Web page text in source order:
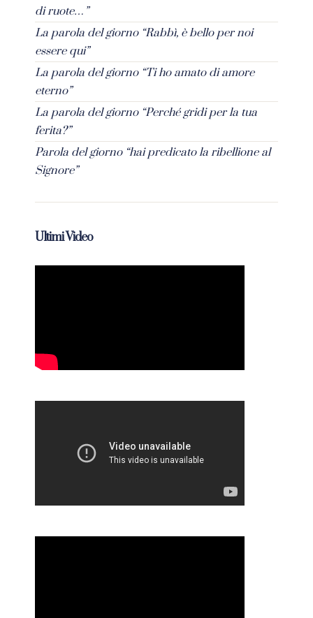
di ruote…”
La parola del giorno “Rabbì, è bello per noi
essere qui”
La parola del giorno “Ti ho amato di amore
eterno”
La parola del giorno “Perché gridi per la tua
ferita?”
Parola del giorno “hai predicato la ribellione al
Signore”
Ultimi Video